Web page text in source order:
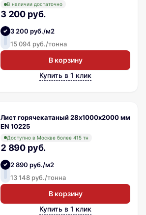
В наличии достаточно
3 200 руб.
3 200 руб./м2
15 094 руб./тонна
В корзину
Купить в 1 клик
Лист горячекатаный 28х1000х2000 мм
EN 10225
Доступно в Москве более 415 тн
2 890 руб.
2 890 руб./м2
13 148 руб./тонна
В корзину
Купить в 1 клик